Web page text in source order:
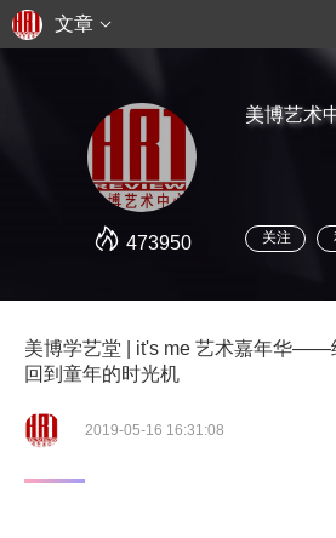
文章
473950
美博艺术
关注
美博学艺堂 | it's me 艺术嘉年华——
回到童年的时光机
2019-05-16 16:31:08